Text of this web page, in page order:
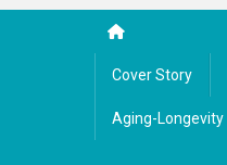
Cover Story
Aging-Longevity